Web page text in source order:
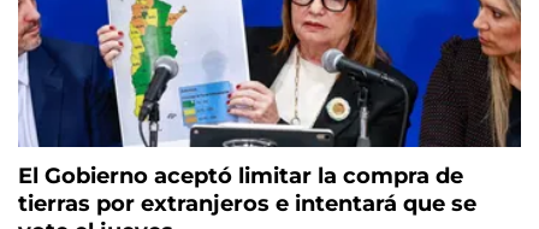
El Gobierno aceptó limitar la compra de
tierras por extranjeros e intentará que se